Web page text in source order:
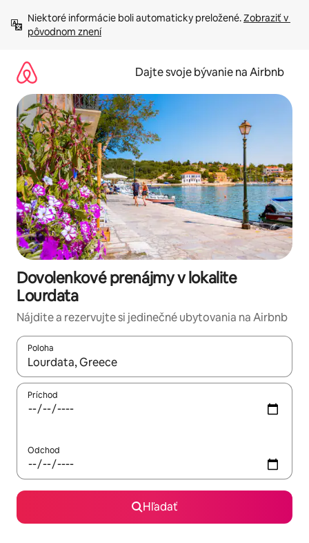
obsah.
Niektoré informácie boli automaticky preložené. Zobraziť v
pôvodnom znení
Dajte svoje bývanie na Airbnb
Dovolenkové prenájmy v lokalite
Lourdata
Nájdite a rezervujte si jedinečné ubytovania na Airbnb
Poloha
Keď budú výsledky k dispozícii, môžete si ich prechádzať
Príchod
Odchod
Hľadať